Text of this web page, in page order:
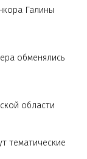
Галины
обменялись
области
тематические